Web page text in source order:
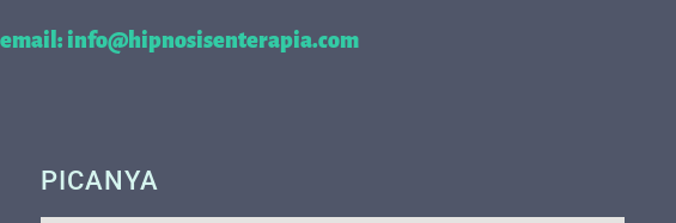
email: info@hipnosisenterapia.com
PICANYA